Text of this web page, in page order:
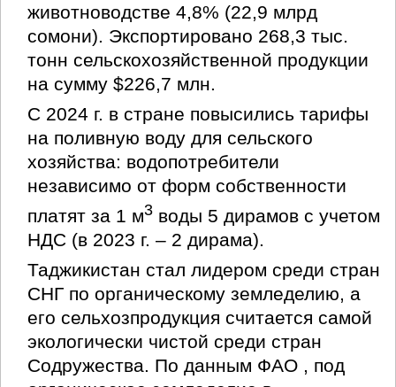
животноводстве 4,8% (22,9 млрд
сомони). Экспортировано 268,3 тыс.
тонн сельскохозяйственной продукции
на сумму $226,7 млн.
С 2024 г. в стране повысились тарифы
на поливную воду для сельского
хозяйства: водопотребители
независимо от форм собственности
платят за 1 м3 воды 5 дирамов с учетом
НДС (в 2023 г. – 2 дирама).
Таджикистан стал лидером среди стран
СНГ по органическому земледелию, а
его сельхозпродукция считается самой
экологически чистой среди стран
Содружества. По данным ФАО , под